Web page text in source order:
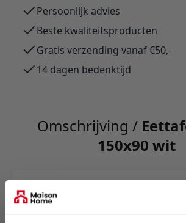
Persoonlijk advies
Beste kwaliteitsproducten
Gratis verzending vanaf €50,-
14 dagen bedenktijd
Omschrijving /
150x90 wit
Eettafel Jules: stoer en elegant,
marmerlook sintered stone-blad
metalen poten. Zeer stevig,